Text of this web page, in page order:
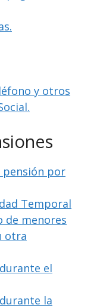
y otros
pensión por
Temporal
de menores
otra
el
la